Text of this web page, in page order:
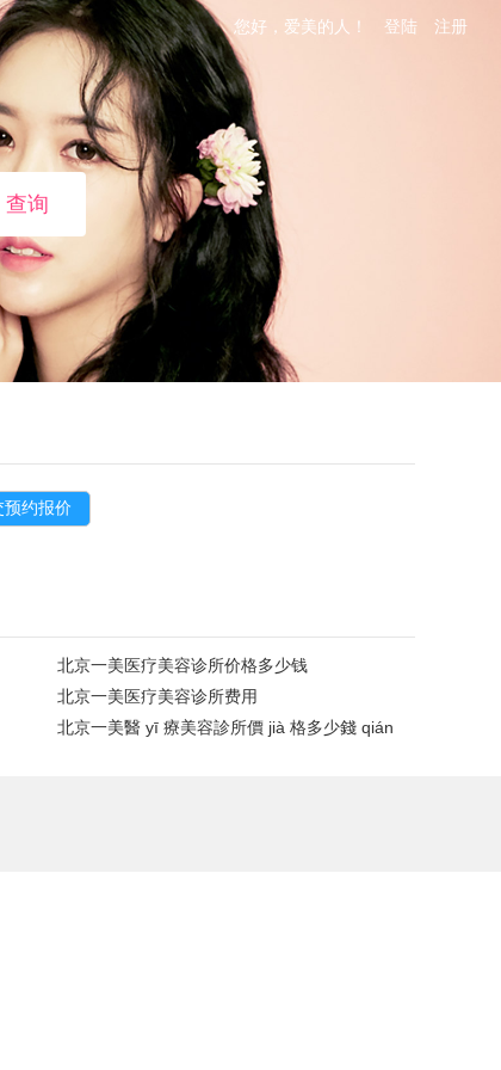
您好，爱美的人！ 登陆 注册
查询
北京一美医疗美容诊所价格多少钱
北京一美医疗美容诊所费用
北京一美醫 yī 療美容診所價 jià 格多少錢 qián